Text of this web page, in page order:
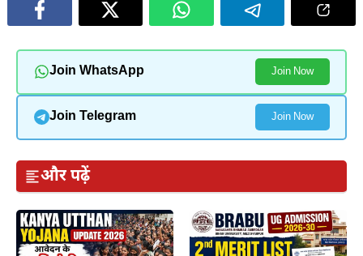
Join WhatsApp Join Now
Join Telegram Join Now
और पढ़ें